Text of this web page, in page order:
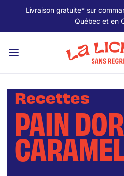
Livraison gratuite* sur
Québec et en
Recettes
PAIN
CARAMEL